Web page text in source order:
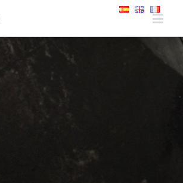
Handling Solutions
SINCE 1970